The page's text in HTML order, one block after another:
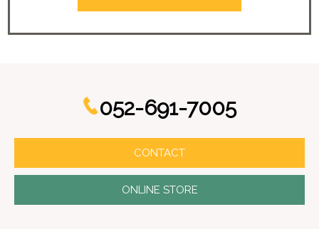
052-691-7005
CONTACT
ONLINE STORE